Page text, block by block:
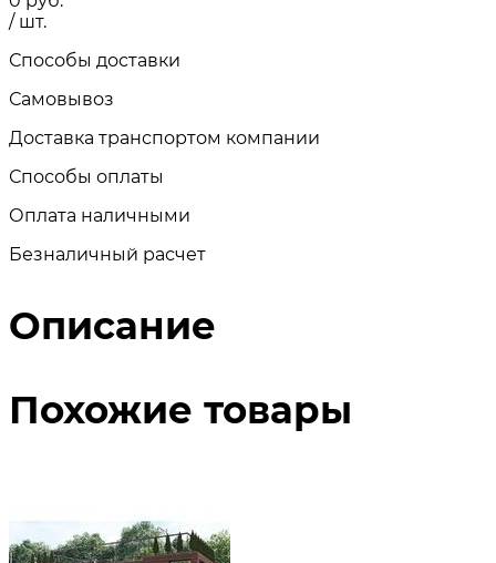
/ шт.
Способы доставки
Самовывоз
Доставка транспортом компании
Способы оплаты
Оплата наличными
Безналичный расчет
Описание
Похожие товары